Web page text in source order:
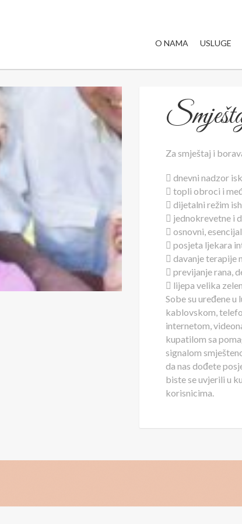
O NAMA USLUGE
Za smještaj i
 dnevni nadzor
 topli obroci i
 dijetalni režim
 jednokrevetne i
 osnovni,
 posjeta ljekara
 davanje terapije
 previjanje rana,
 lijepa velika
Sobe su uređene
kablovskom,
internetom,
kupatilom sa
signalom
da nas dođete
biste se uvjerili u
korisnicima.